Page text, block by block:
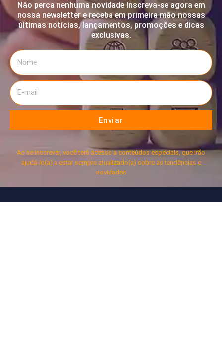
Não perca nenhuma novidade Inscreva-se agora em
nossa newsletter e receba em primeira mão nossas
últimas notícias, lançamentos, promoções e dicas
exclusivas.
Enviar
Ao se inscrever, você terá acesso a conteúdos especiais, que irão
ajudá-lo(a) a estar sempre atualizado(a) sobre as tendências e
novidades